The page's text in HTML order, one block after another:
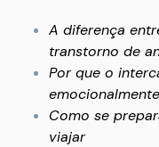
A diferença
transtorno de
Por que o
Como se
viajar